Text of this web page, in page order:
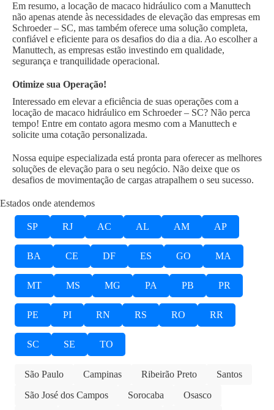
Em resumo, a locação de macaco hidráulico com a Manuttech
não apenas atende às necessidades de elevação das empresas em
Schroeder – SC, mas também oferece uma solução completa,
confiável e eficiente para os desafios do dia a dia. Ao escolher a
Manuttech, as empresas estão investindo em qualidade,
segurança e tranquilidade operacional.
Otimize sua Operação!
Interessado em elevar a eficiência de suas operações com a
locação de macaco hidráulico em Schroeder – SC? Não perca
tempo! Entre em contato agora mesmo com a Manuttech e
solicite uma cotação personalizada.
Nossa equipe especializada está pronta para oferecer as melhores
soluções de elevação para o seu negócio. Não deixe que os
desafios de movimentação de cargas atrapalhem o seu sucesso.
Estados onde atendemos
SP RJ AC AL AM AP
BA CE DF ES GO MA
MT MS MG PA PB PR
PE PI RN RS RO RR
SC SE TO
São Paulo Campinas Ribeirão Preto
Santos
São José dos Campos
Sorocaba
Osasco